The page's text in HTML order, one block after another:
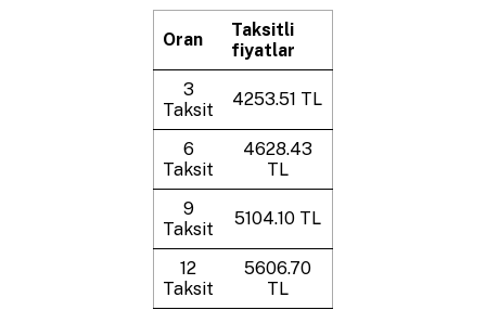
Oran
Taksitli
fiyatlar
3
Taksit
4253.51 TL
6
Taksit
4628.43
TL
9
Taksit
5104.10 TL
12
Taksit
5606.70
TL